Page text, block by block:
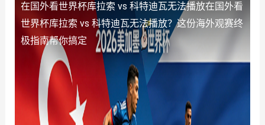
在国外看世界杯库拉索 vs 科特迪瓦无法播放在国外看
世界杯库拉索 vs 科特迪瓦无法播放？这份海外观赛终
极指南帮你搞定